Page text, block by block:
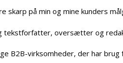
skarp på min og mine kunders
tekstforfatter, oversætter og
B2B-virksomheder, der har